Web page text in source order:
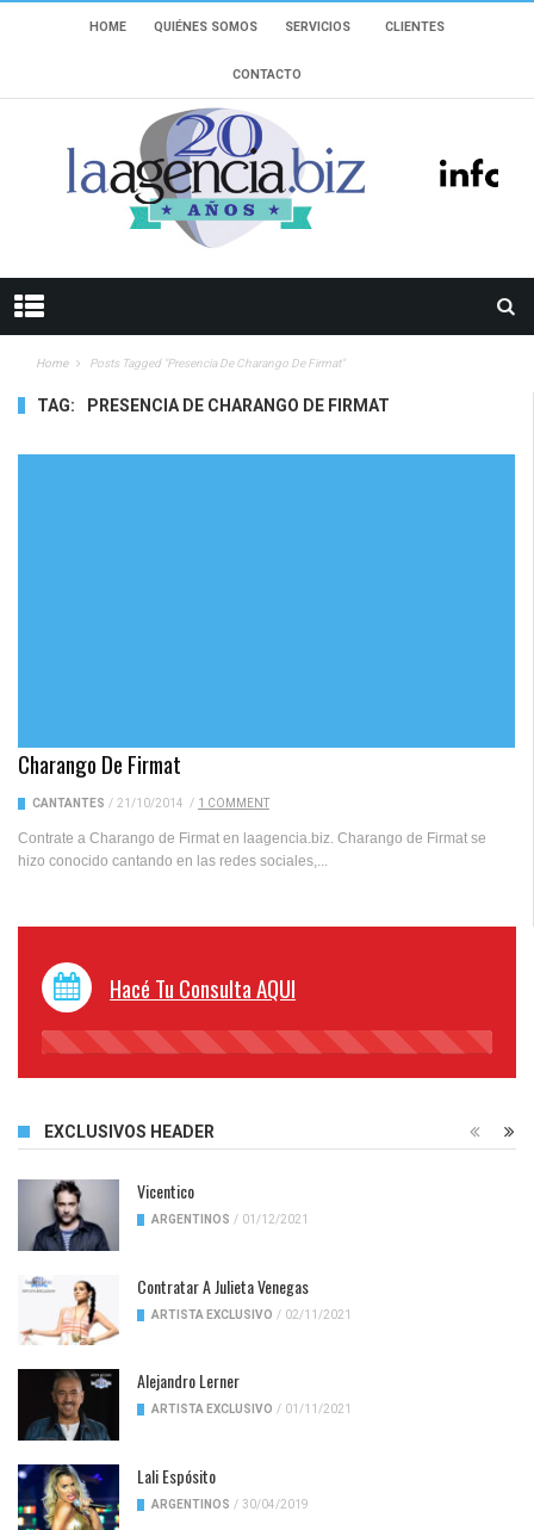
HOME QUIÉNES SOMOS SERVICIOS CLIENTES
CONTACTO
Home Posts Tagged "presencia De Charango De Firmat"
TAG: PRESENCIA DE CHARANGO DE FIRMAT
Charango De Firmat
CANTANTES / 21/10/2014 / 1 COMMENT
Contrate a Charango de Firmat en laagencia.biz. Charango de Firmat se
hizo conocido cantando en las redes sociales,...
Hacé Tu Consulta AQUI
45%
EXCLUSIVOS HEADER
Vicentico
ARGENTINOS / 01/12/2021
Contratar A Julieta Venegas
ARTISTA EXCLUSIVO / 02/11/2021
Alejandro Lerner
ARTISTA EXCLUSIVO / 01/11/2021
Lali Espósito
ARGENTINOS / 30/04/2019